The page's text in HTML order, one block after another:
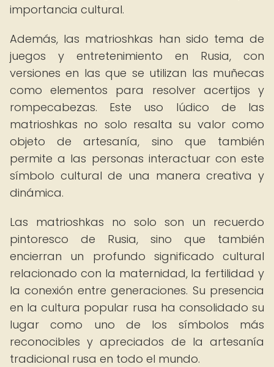
importancia cultural.
Además, las matrioshkas han sido tema de
juegos y entretenimiento en Rusia, con
versiones en las que se utilizan las muñecas
como elementos para resolver acertijos y
rompecabezas. Este uso lúdico de las
matrioshkas no solo resalta su valor como
objeto de artesanía, sino que también
permite a las personas interactuar con este
símbolo cultural de una manera creativa y
dinámica.
Las matrioshkas no solo son un recuerdo
pintoresco de Rusia, sino que también
encierran un profundo significado cultural
relacionado con la maternidad, la fertilidad y
la conexión entre generaciones. Su presencia
en la cultura popular rusa ha consolidado su
lugar como uno de los símbolos más
reconocibles y apreciados de la artesanía
tradicional rusa en todo el mundo.